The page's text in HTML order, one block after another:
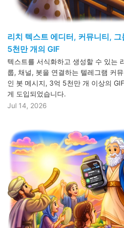
리치 텍스트 에디터, 커뮤니티,
5천만 개의 GIF
텍스트를 서식화하고 생성할 수 있는
룹, 채널, 봇을 연결하는 텔레그램 커
인 봇 메시지, 3억 5천만 개 이상의
게 도입되었습니다.
Jul 14, 2026